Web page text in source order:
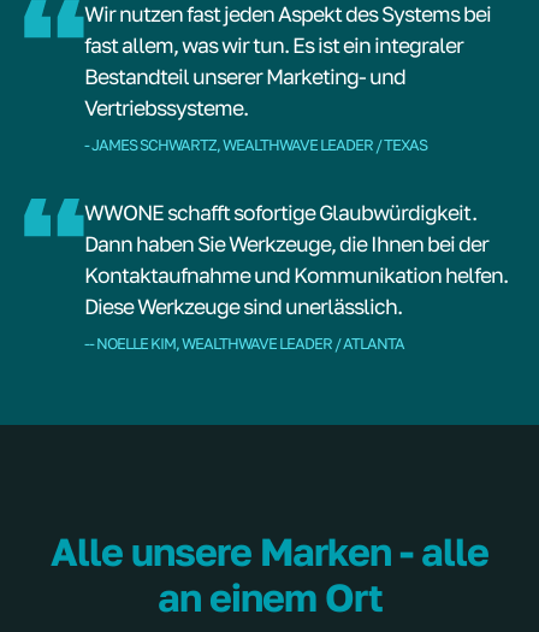
Wir nutzen fast jeden Aspekt des Systems bei
fast allem, was wir tun. Es ist ein integraler
Bestandteil unserer Marketing- und
Vertriebssysteme.
- JAMES SCHWARTZ, WEALTHWAVE LEADER / TEXAS
WWONE schafft sofortige Glaubwürdigkeit.
Dann haben Sie Werkzeuge, die Ihnen bei der
Kontaktaufnahme und Kommunikation helfen.
Diese Werkzeuge sind unerlässlich.
-- NOELLE KIM, WEALTHWAVE LEADER / ATLANTA
Alle unsere Marken - alle
an einem Ort